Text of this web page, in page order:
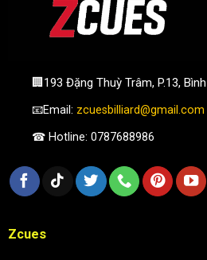
🏢193 Đặng Thuỳ Trâm, P.13,
📧Email: zcuesbilliard@gmail.com
☎ Hotline: 0787688986
Zcues